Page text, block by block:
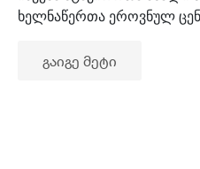
ხელნაწერთა ეროვნულ
გაიგე მეტი